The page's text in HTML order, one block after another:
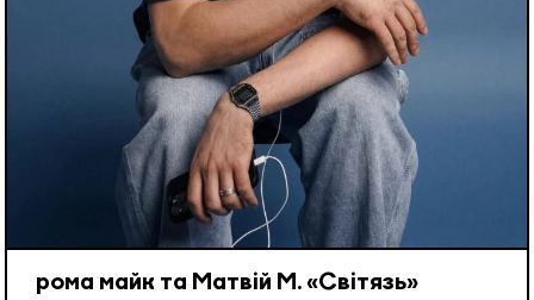
рома майк та Матвій М. «Світязь»